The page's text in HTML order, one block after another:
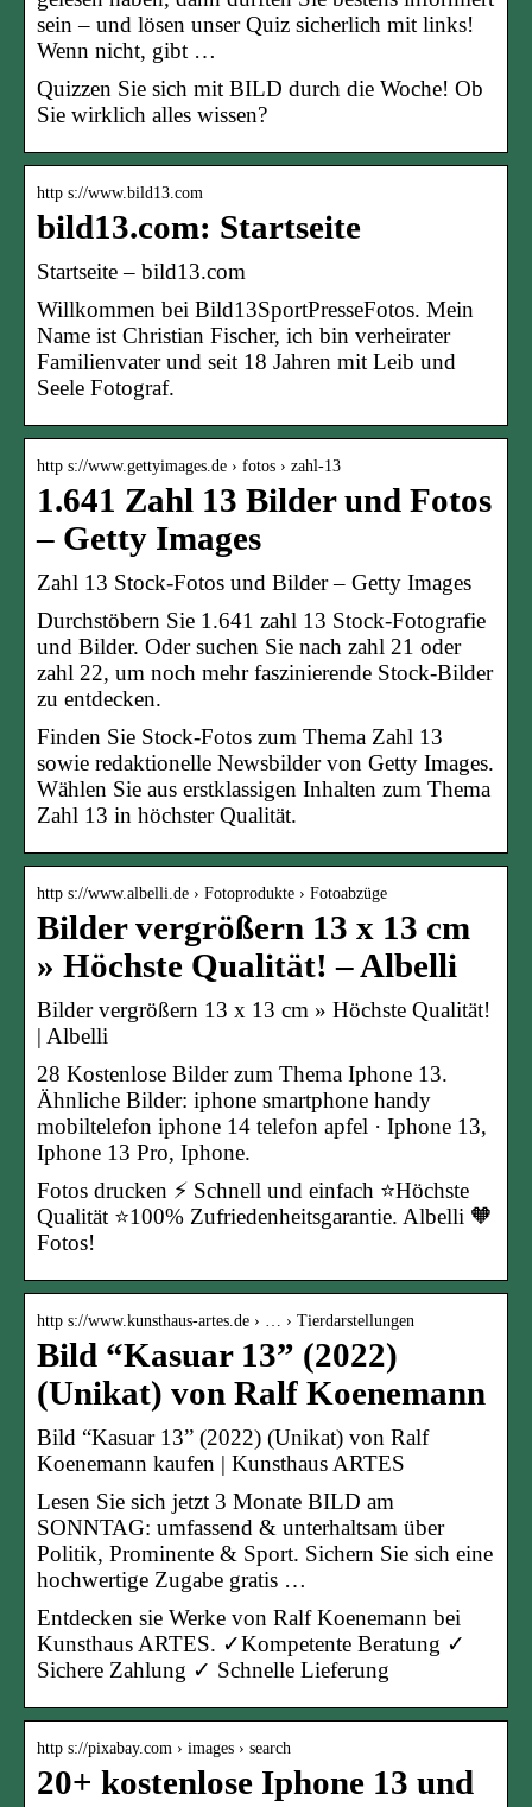
sein – und lösen unser Quiz sicherlich mit links!
Wenn nicht, gibt …
Quizzen Sie sich mit BILD durch die Woche! Ob
Sie wirklich alles wissen?
http s://www.bild13.com
bild13.com: Startseite
Startseite – bild13.com
Willkommen bei Bild13SportPresseFotos. Mein
Name ist Christian Fischer, ich bin verheirater
Familienvater und seit 18 Jahren mit Leib und
Seele Fotograf.
http s://www.gettyimages.de › fotos › zahl-13
1.641 Zahl 13 Bilder und Fotos
– Getty Images
Zahl 13 Stock-Fotos und Bilder – Getty Images
Durchstöbern Sie 1.641 zahl 13 Stock-Fotografie
und Bilder. Oder suchen Sie nach zahl 21 oder
zahl 22, um noch mehr faszinierende Stock-Bilder
zu entdecken.
Finden Sie Stock-Fotos zum Thema Zahl 13
sowie redaktionelle Newsbilder von Getty Images.
Wählen Sie aus erstklassigen Inhalten zum Thema
Zahl 13 in höchster Qualität.
http s://www.albelli.de › Fotoprodukte › Fotoabzüge
Bilder vergrößern 13 x 13 cm
» Höchste Qualität! – Albelli
Bilder vergrößern 13 x 13 cm » Höchste Qualität!
| Albelli
28 Kostenlose Bilder zum Thema Iphone 13.
Ähnliche Bilder: iphone smartphone handy
mobiltelefon iphone 14 telefon apfel · Iphone 13,
Iphone 13 Pro, Iphone.
Fotos drucken ⚡ Schnell und einfach ⭐Höchste
Qualität ⭐100% Zufriedenheitsgarantie. Albelli 🧡
Fotos!
http s://www.kunsthaus-artes.de › … › Tierdarstellungen
Bild “Kasuar 13” (2022)
(Unikat) von Ralf Koenemann
Bild “Kasuar 13” (2022) (Unikat) von Ralf
Koenemann kaufen | Kunsthaus ARTES
Lesen Sie sich jetzt 3 Monate BILD am
SONNTAG: umfassend & unterhaltsam über
Politik, Prominente & Sport. Sichern Sie sich eine
hochwertige Zugabe gratis …
Entdecken sie Werke von Ralf Koenemann bei
Kunsthaus ARTES. ✓Kompetente Beratung ✓
Sichere Zahlung ✓ Schnelle Lieferung
http s://pixabay.com › images › search
20+ kostenlose Iphone 13 und